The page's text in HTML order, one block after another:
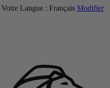
Votre Langue : Français Modifier